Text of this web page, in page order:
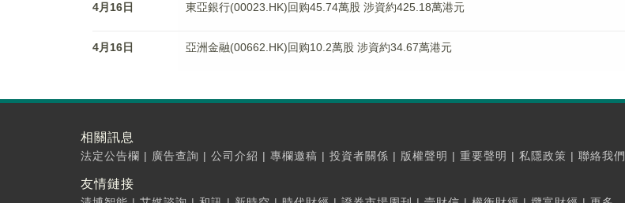
4月16日 東亞銀行(00023.HK)回购45.74萬股 涉資約425.18萬港元
4月16日 亞洲金融(00662.HK)回购10.2萬股 涉資約34.67萬港元
相關訊息
法定公告欄 | 廣告查詢 | 公司介紹 | 專欄邀稿 | 投資者關係 | 版權聲明 | 重要聲明 | 私隱政策 | 聯絡我們
友情鏈接